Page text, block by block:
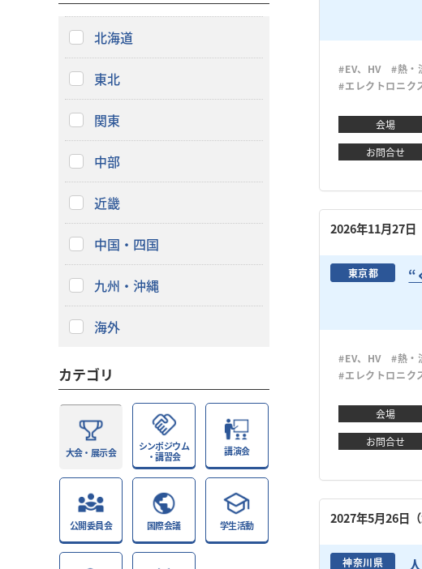
#EV、HV
#熱・
#エレクトロニ
会場
お問合せ
2026年11月27日
東京都 “
#EV、HV
#熱・
#エレクトロニ
会場
お問合せ
2027年5月26日（
神奈川県
北海道
東北
関東
中部
近畿
中国・四国
九州・沖縄
海外
カテゴリ
大会・展示会
シンポジウム
・講習会
講演会
公開委員会 国際会議 学生活動